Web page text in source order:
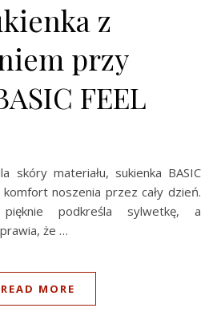
z
przy
FEEL
skóry materiału, sukienka BASIC
komfort noszenia przez cały dzień.
podkreśla sylwetkę, a
że …
READ MORE